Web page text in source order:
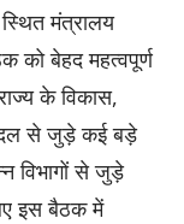
मंत्रालय
को बेहद महत्वपूर्ण
के विकास,
से जुड़े कई बड़े
विभागों से जुड़े
इस बैठक में